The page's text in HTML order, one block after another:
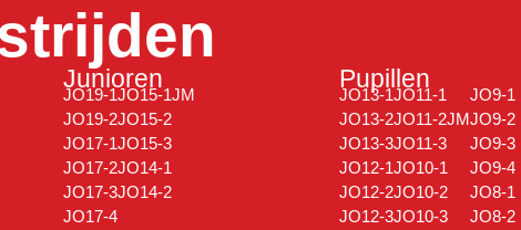
Junioren
JO19-1
JO19-2
JO17-1
JO17-2
JO17-3
JO17-4
JO15-1JM
JO15-2
JO15-3
JO14-1
JO14-2
Pupillen
JO13-1
JO13-2
JO13-3
JO12-1
JO12-2
JO12-3
JO11-1
JO11-2JM
JO11-3
JO10-1
JO10-2
JO10-3
JO9-1
JO9-2
JO9-3
JO9-4
JO8-1
JO8-2